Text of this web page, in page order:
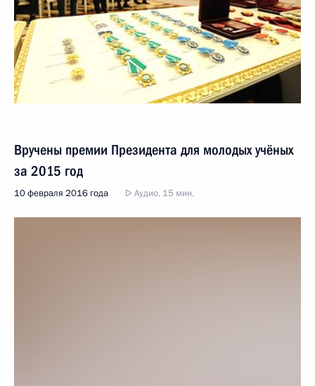
Вручены премии Президента для молодых учёных
за 2015 год
10 февраля 2016 года Аудио, 15 мин.